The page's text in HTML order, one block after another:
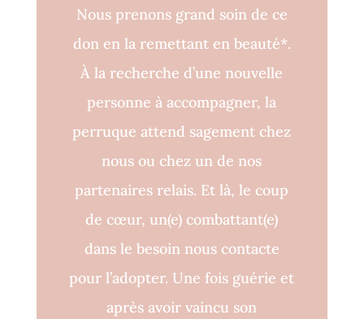
Nous prenons grand soin de ce
don en la remettant en beauté*.
À la recherche d’une nouvelle
personne à accompagner, la
perruque attend sagement chez
nous ou chez un de nos
partenaires relais. Et là, le coup
de cœur, un(e) combattant(e)
dans le besoin nous contacte
pour l’adopter. Une fois guérie et
après avoir vaincu son